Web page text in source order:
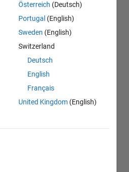
Österreich (Deutsch)
Portugal (English)
Sweden (English)
Switzerland
Deutsch
English
Français
United Kingdom (English)